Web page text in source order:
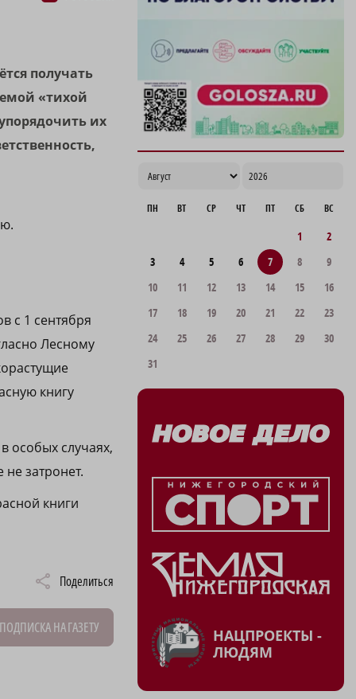
получать
«тихой
их
с 1 сентября
Лесному
книгу
особых случаях,
затронет.
книги
Поделиться
ПОДПИСКА НА ГАЗЕТУ
ПН ВТ СР ЧТ ПТ СБ ВС
1
2
3
4 5 6 7 8
9
10
11 12 13 14 15
16
17
18 19 20 21 22
23
24
25 26 27 28 29
30
31
НАЦПРОЕКТЫ -
ЛЮДЯМ